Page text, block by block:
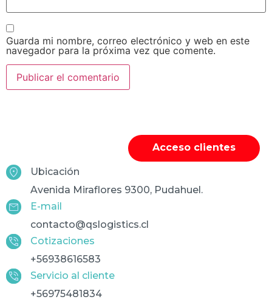
Guarda mi nombre, correo electrónico y web en este
navegador para la próxima vez que comente.
Acceso clientes
Avenida Miraflores 9300, Pudahuel.
Ubicación
contacto@qslogistics.cl
E-mail
+56938616583
Cotizaciones
+56975481834
Servicio al cliente